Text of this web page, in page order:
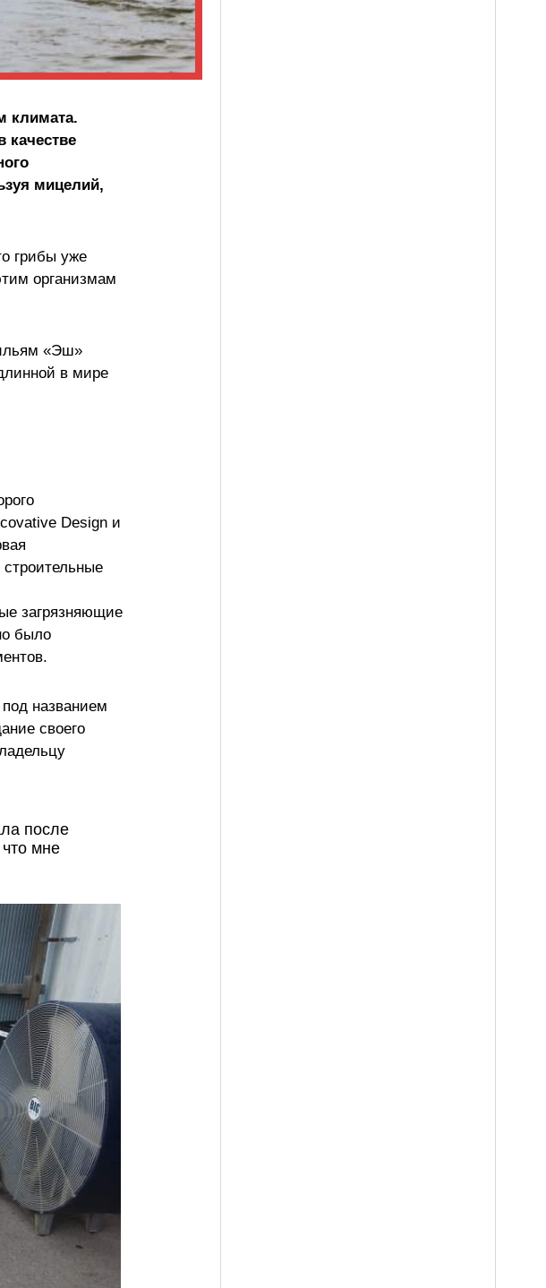
климата.
качестве
мицелий,
грибы уже
организмам
«Эш»
в мире
Design и
строительные
загрязняющие
было
названием
своего
после
мне